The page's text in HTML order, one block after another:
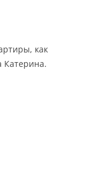
как
Катерина.